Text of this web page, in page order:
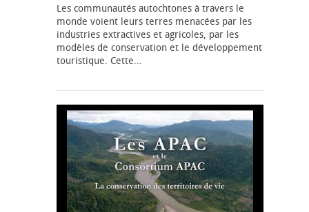
Les communautés autochtones à travers le
monde voient leurs terres menacées par les
industries extractives et agricoles, par les
modèles de conservation et le développement
touristique. Cette…